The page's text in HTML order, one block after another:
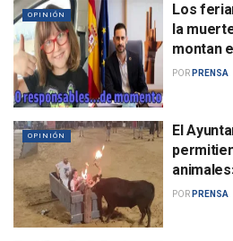
OPINIÓN
Los
la
montan
POR PRENSA
OPINIÓN
El
POR PRENSA